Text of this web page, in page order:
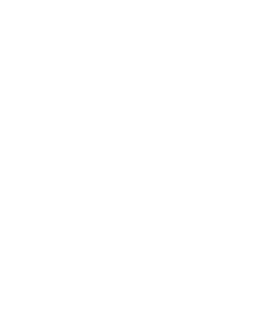
по
и
outdoor-
в самых